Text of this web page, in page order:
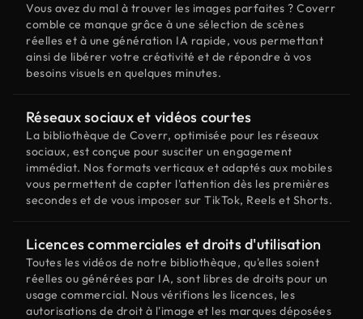
Vous avez du mal à trouver les images parfaites ? Coverr
comble ce manque grâce à une sélection de scènes
réelles et à une génération IA rapide, vous permettant
ainsi de libérer votre créativité et de répondre à vos
besoins visuels en quelques minutes.
Réseaux sociaux et vidéos courtes
La bibliothèque de Coverr, optimisée pour les réseaux
sociaux, est conçue pour susciter un engagement
immédiat. Nos formats verticaux et adaptés aux mobiles
vous permettent de capter l'attention dès les premières
secondes et de vous imposer sur TikTok, Reels et Shorts.
Licences commerciales et droits d'utilisation
Toutes les vidéos de notre bibliothèque, qu'elles soient
réelles ou générées par IA, sont libres de droits pour un
usage commercial. Nous vérifions les licences, les
autorisations de droit à l'image et les marques déposées